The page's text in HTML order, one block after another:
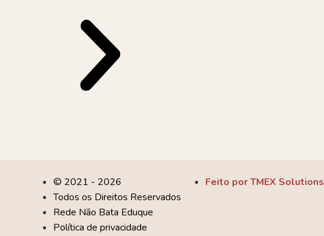
© 2021 - 2026
Todos os Direitos Reservados
Rede Não Bata Eduque
Política de privacidade
Feito por TMEX Solutions